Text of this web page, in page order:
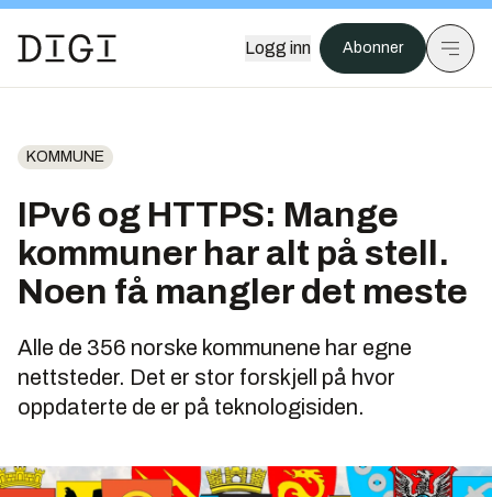
Logg inn Abonner
KOMMUNE
IPv6 og HTTPS: Mange
kommuner har alt på stell.
Noen få mangler det meste
Alle de 356 norske kommunene har egne
nettsteder. Det er stor forskjell på hvor
oppdaterte de er på teknologisiden.